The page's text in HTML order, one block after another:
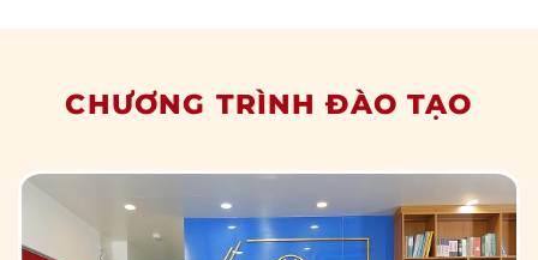
CHƯƠNG TRÌNH ĐÀO TẠO